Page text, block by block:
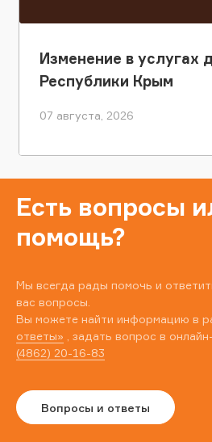
Изменение в услугах
Республики Крым
07 августа, 2026
Есть вопросы
помощь?
Мы всегда рады помочь и
вас вопросы.
Вы можете найти информацию в
ответы» , задать вопрос в
(4862) 20-16-83
Вопросы и ответы